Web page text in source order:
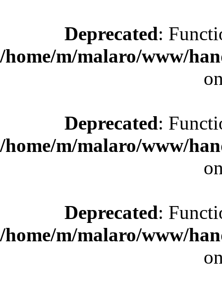
Deprecated:
/home/m/malaro/www/
Deprecated:
/home/m/malaro/www/
Deprecated:
/home/m/malaro/www/